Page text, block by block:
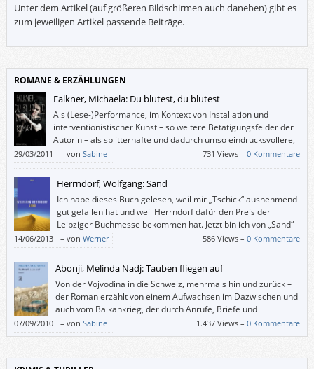
Unter dem Artikel (auf größeren Bildschirmen auch daneben) gibt es
zum jeweiligen Artikel passende Beiträge.
ROMANE & ERZÄHLUNGEN
Falkner, Michaela: Du blutest, du blutest
Als (Lese-)Performance, im Kontext von Installation und
interventionistischer Kunst – so weitere Betätigungsfelder der
Autorin – als splitterhafte und dadurch umso eindrucksvollere,
nachvollziehbarere Repräsentation von Kriegsgewalt schiene
der Text durchaus verständlich.
29/03/2011 – von Sabine 731 Views –0 Kommentare
Herrndorf, Wolfgang: Sand
Ich habe dieses Buch gelesen, weil mir „Tschick“ ausnehmend
gut gefallen hat und weil Herrndorf dafür den Preis der
Leipziger Buchmesse bekommen hat. Jetzt bin ich von „Sand“
nicht enttäuscht, frage mich jedoch, ob dies wirklich eines der
besten Bücher des Jahres 2011 gewesen ist.
14/06/2013 – von Werner 586 Views –0 Kommentare
Abonji, Melinda Nadj: Tauben fliegen auf
Von der Vojvodina in die Schweiz, mehrmals hin und zurück –
der Roman erzählt von einem Aufwachsen im Dazwischen und
auch vom Balkankrieg, der durch Anrufe, Briefe und
Augenzeugen in greifbare Nähe rückt.
07/09/2010 – von Sabine 1.437 Views –0 Kommentare